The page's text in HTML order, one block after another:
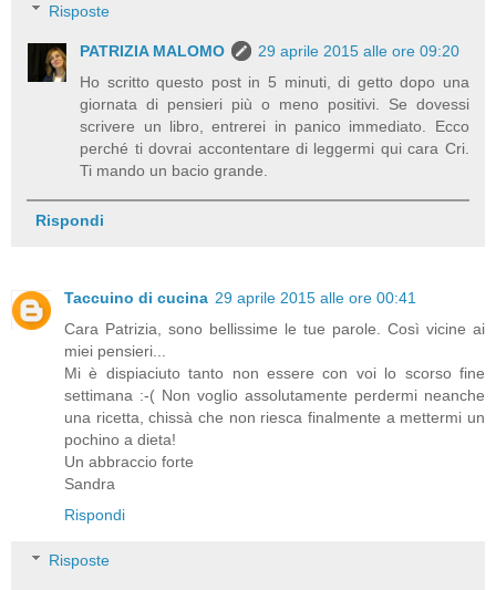
Risposte
PATRIZIA MALOMO
29 aprile 2015 alle ore 09:20
Ho scritto questo post in 5 minuti, di getto dopo una
giornata di pensieri più o meno positivi. Se dovessi
scrivere un libro, entrerei in panico immediato. Ecco
perché ti dovrai accontentare di leggermi qui cara Cri.
Ti mando un bacio grande.
Rispondi
Taccuino di cucina 29 aprile 2015 alle ore 00:41
Cara Patrizia, sono bellissime le tue parole. Così vicine ai
miei pensieri...
Mi è dispiaciuto tanto non essere con voi lo scorso fine
settimana :-( Non voglio assolutamente perdermi neanche
una ricetta, chissà che non riesca finalmente a mettermi un
pochino a dieta!
Un abbraccio forte
Sandra
Rispondi
Risposte